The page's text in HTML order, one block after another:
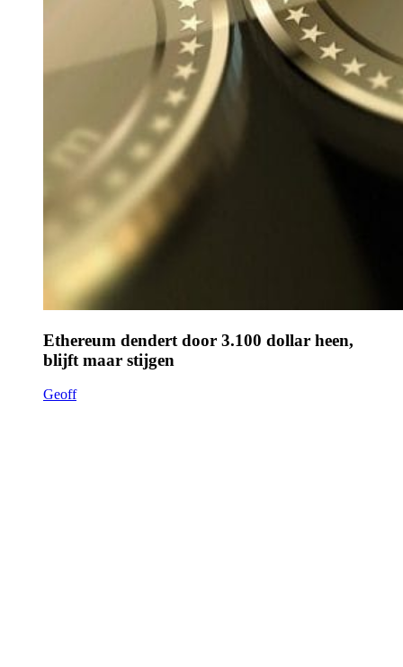
Ethereum dendert door 3.100 dollar heen,
blijft maar stijgen
Geoff